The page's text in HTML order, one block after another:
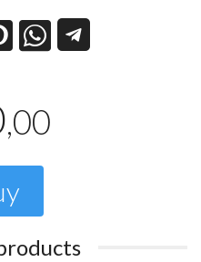
,00